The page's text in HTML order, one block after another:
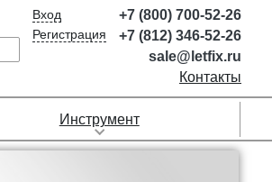
Вход
Регистрация
+7 (800) 700-52-26
+7 (812) 346-52-26
sale@letfix.ru
Контакты
Инструмент